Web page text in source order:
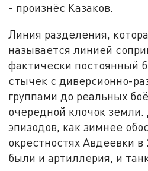
- произнёс Казаков.
Линия разделения,
называется линией
фактически постоянный
стычек с диверсионно-
группами до реальных
очередной клочок
эпизодов, как зимнее
окрестностях Авдеевки в
были и артиллерия, и